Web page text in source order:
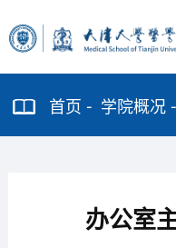
首页 学院概况
办公室